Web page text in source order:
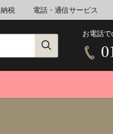
税 電話・通信サービス
お電話